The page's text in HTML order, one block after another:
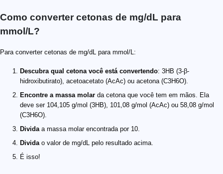
Como converter cetonas de mg/dL para
mmol/L?
Para converter cetonas de mg/dL para mmol/L:
Descubra qual cetona você está convertendo: 3HB (3-β-
hidroxibutirato), acetoacetato (AcAc) ou acetona (C3H6O).
Encontre a massa molar da cetona que você tem em mãos. Ela
deve ser 104,105 g/mol (3HB), 101,08 g/mol (AcAc) ou 58,08 g/mol
(C3H6O).
Dividaa massa molar encontrada por 10.
Dividao valor de mg/dL pelo resultado acima.
É isso!